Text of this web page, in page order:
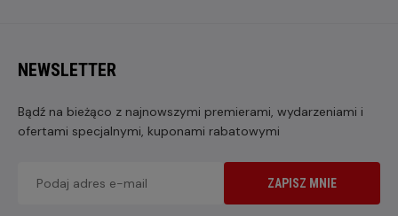
NEWSLETTER
Bądź na bieżąco z najnowszymi premierami, wydarzeniami i
ofertami specjalnymi, kuponami rabatowymi
ZAPISZ MNIE